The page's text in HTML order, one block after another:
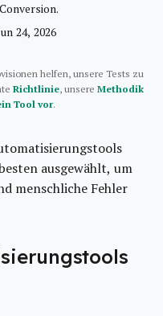
24, 2026
helfen, unsere Tests zu
Richtlinie, unsere Methodik
Tool vor.
ausgewählt, um
menschliche Fehler